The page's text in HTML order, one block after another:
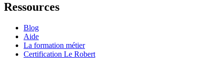
Ressources
Blog
Aide
La formation métier
Certification Le Robert